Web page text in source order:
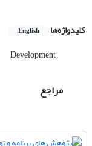
کلیدواژه‌ها English
Development
مراجع